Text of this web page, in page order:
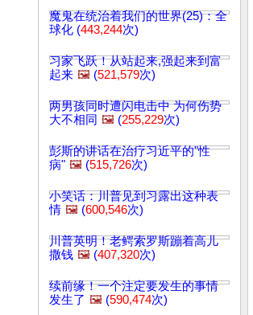
魔鬼在统治着我们的世界(25)：全
球化 (443,244次)
习家飞跃！从站起来,强起来到富
起来 🖼️ (521,579次)
两男孩同时遭闪电击中 为何伤势
大不相同 🖼️ (255,229次)
彭斯的讲话在治疗习近平的"性
病" 🖼️ (515,726次)
小笑话：川普见到习露出这种表
情 🖼️ (600,546次)
川普英明！老鳄索罗斯蹦着高儿
撒钱 🖼️ (407,320次)
续前缘！一个注定要发生的事情
发生了 🖼️ (590,474次)